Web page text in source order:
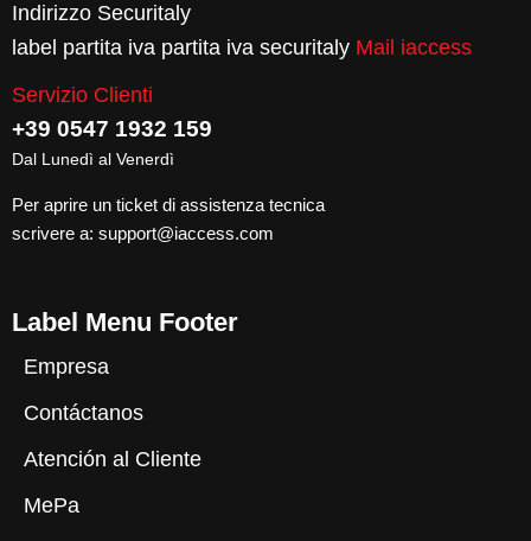
Indirizzo Securitaly
label partita iva partita iva securitaly Mail iaccess
Servizio Clienti
+39 0547 1932 159
Dal Lunedì al Venerdì
Per aprire un ticket di assistenza tecnica
scrivere a: support@iaccess.com
Label Menu Footer
Empresa
Contáctanos
Atención al Cliente
MePa